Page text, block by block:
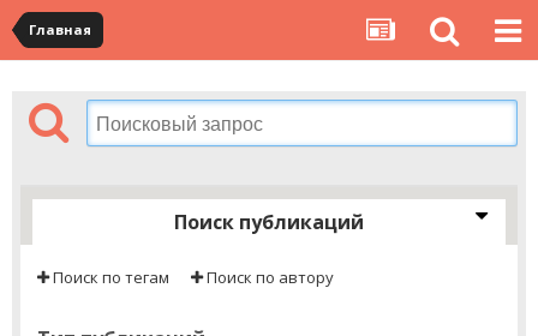
Главная
Поиск публикаций
Поиск по тегам Поиск по автору